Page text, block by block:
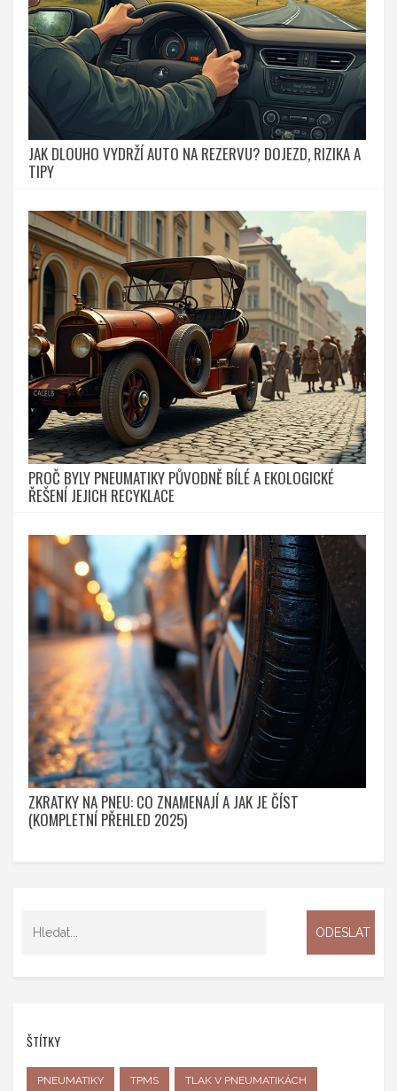
JAK DLOUHO VYDRŽÍ AUTO NA REZERVU? DOJEZD, RIZIKA A
TIPY
PROČ BYLY PNEUMATIKY PŮVODNĚ BÍLÉ A EKOLOGICKÉ
ŘEŠENÍ JEJICH RECYKLACE
ZKRATKY NA PNEU: CO ZNAMENAJÍ A JAK JE ČÍST
(KOMPLETNÍ PŘEHLED 2025)
ŠTÍTKY
PNEUMATIKY TPMS TLAK V PNEUMATIKÁCH